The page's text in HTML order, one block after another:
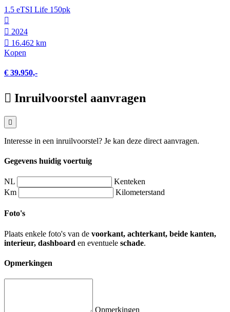
1.5 eTSI Life 150pk
2024
16.462 km
Kopen
€ 39.950,-
Inruilvoorstel aanvragen
Interesse in een inruilvoorstel? Je kan deze direct aanvragen.
Gegevens huidig voertuig
NL
Kenteken
Km
Kilometerstand
Foto's
Plaats enkele foto's van de voorkant, achterkant, beide kanten,
interieur, dashboard en eventuele schade.
Opmerkingen
Opmerkingen